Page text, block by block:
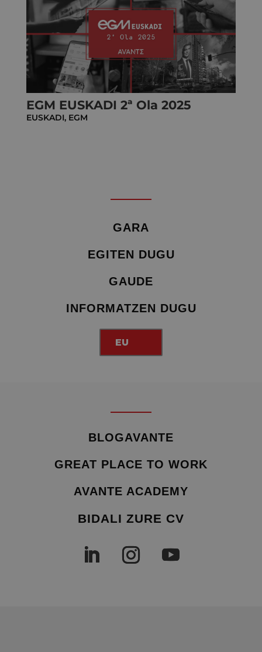
EGM EUSKADI 2ª Ola 2025
EUSKADI, EGM
GARA
EGITEN DUGU
GAUDE
INFORMATZEN DUGU
EU
BLOGAVANTE
GREAT PLACE TO WORK
AVANTE ACADEMY
BIDALI ZURE CV